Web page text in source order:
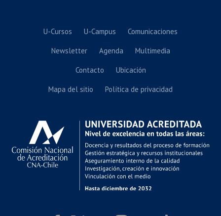
U-Cursos U-Campus Comunicaciones
Newsletter Agenda Multimedia
Contacto Ubicación
Mapa del sitio Política de privacidad